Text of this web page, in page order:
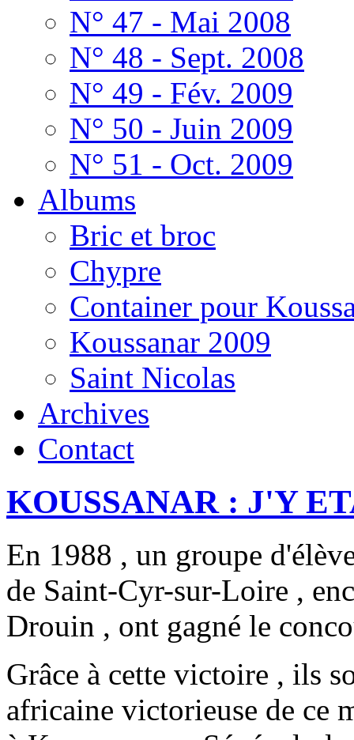
N° 47 - Mai 2008
N° 48 - Sept. 2008
N° 49 - Fév. 2009
N° 50 - Juin 2009
N° 51 - Oct. 2009
Albums
Bric et broc
Chypre
Container pour
Koussanar 2009
Saint Nicolas
Archives
Contact
KOUSSANAR : J'Y
En 1988 , un groupe
de Saint-Cyr-sur-Loire ,
Drouin , ont gagné le
Grâce à cette victoire , ils
africaine victorieuse de ce